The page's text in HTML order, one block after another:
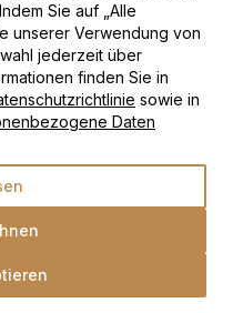
Sie auf „Alle
unserer Verwendung von
jederzeit über
finden Sie in
sowie in
Daten